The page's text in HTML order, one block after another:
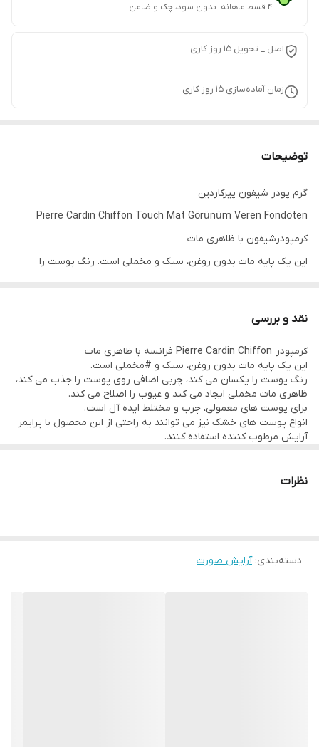
۴ قسط ماهانه. بدون سود، چک و ضامن.
اصل _ تحویل ۱۵ روز کاری
زمان آماده‌سازی 15 روز کاری
توضیحات
گرم پودر شیفون پیرکاردین
Pierre Cardin Chiffon Touch Mat Görünüm Veren Fondöten
کرمپودرشیفون با ظاهری مات
این یک پایه مات بدون روغن، سبک و مخملی است. رنگ پوست را
چرب و مختلط ایده آل است. انواع پوست های خشک نیز می توانند به
راحتی از این محصول با پایه آرایش مرطوب کننده استفاده کنند.
کاود بسیار بالا
شاین کنترل ومات کننده
فرمول سبک و ابریشمی
نقد و بررسی
کرمپودر Pierre Cardin Chiffon فرانسه با ظاهری مات
این یک پایه مات بدون روغن، سبک و #مخملی است.
رنگ پوست را یکسان می کند، چربی اضافی روی پوست را جذب می کند،
ظاهری مات مخملی ایجاد می کند و عیوب را اصلاح می کند.
برای پوست های معمولی، چرب و مختلط ایده آل است.
انواع پوست های خشک نیز می توانند به راحتی از این محصول با پرایمر
آرایش مرطوب کننده استفاده کنند.
نظرات
دسته‌بندی:آرایش صورت